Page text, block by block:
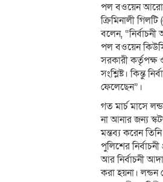
পল বওয়েন আরো
ক্রিমিনালী
বলেন,
পল বওয়েন কিউসি
সরকারী কর্তৃপক্ষ
সংশ্লিষ্ট। কিন্তু
ফেলেছেন”।
গত মার্চ মাসে
না আনার জন্য
মন্তব্য করেন
পুলিশের
আর নির্বাচনী
করা হয়না।